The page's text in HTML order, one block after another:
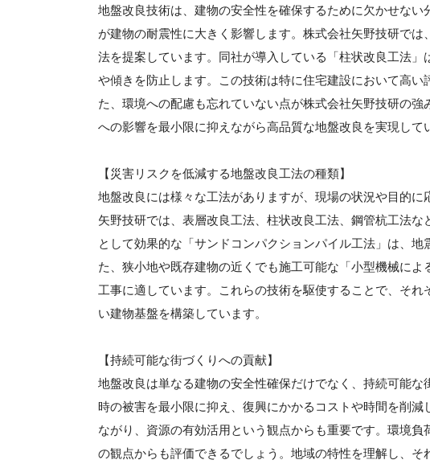
地盤改良技術は、建物の安全性を確保するために欠かせな
が建物の耐震性に大きく影響します。株式会社矢野技研で
法を提案しています。同社が導入している「柱状改良工法
や傾きを防止します。この技術は特に住宅建設において高
た、環境への配慮も忘れていない点が株式会社矢野技研の
への影響を最小限に抑えながら高品質な地盤改良を実現して
【災害リスクを低減する地盤改良工法の種類】
地盤改良には様々な工法がありますが、現場の状況や目的
矢野技研では、表層改良工法、柱状改良工法、鋼管杭工法
として効果的な「サンドコンパクションパイル工法」は、
た、狭小地や既存建物の近くでも施工可能な「小型機械に
工事に適しています。これらの技術を駆使することで、そ
い建物基盤を構築しています。
【持続可能な街づくりへの貢献】
地盤改良は単なる建物の安全性確保だけでなく、持続可能
時の被害を最小限に抑え、復興にかかるコストや時間を削
ながり、資源の有効活用という観点からも重要です。環境
の観点からも評価できるでしょう。地域の特性を理解し、